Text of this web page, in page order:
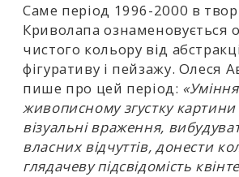
Саме період 1996-2000 в
Криволапа ознаменовується
чистого кольору від
фігуративу і пейзажу. Олеся
пише про цей період:
живописному згустку картини
візуальні враження,
власних відчуттів, донести
глядачеву підсвідомість